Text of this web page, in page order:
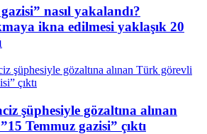
nasıl yakalandı?
ikna edilmesi yaklaşık 20
şüphesiyle gözaltına alınan
Temmuz gazisi” çıktı